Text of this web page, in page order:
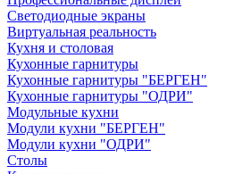
Светодиодные экраны
Виртуальная реальность
Кухня и столовая
Кухонные гарнитуры
Кухонные гарнитуры "БЕРГЕН"
Кухонные гарнитуры "ОДРИ"
Модульные кухни
Модули кухни "БЕРГЕН"
Модули кухни "ОДРИ"
Столы